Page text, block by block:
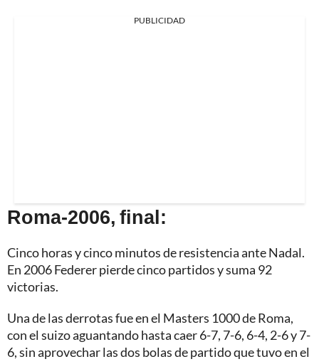
PUBLICIDAD
Roma-2006, final:
Cinco horas y cinco minutos de resistencia ante Nadal.
En 2006 Federer pierde cinco partidos y suma 92
victorias.
Una de las derrotas fue en el Masters 1000 de Roma,
con el suizo aguantando hasta caer 6-7, 7-6, 6-4, 2-6 y 7-
6, sin aprovechar las dos bolas de partido que tuvo en el